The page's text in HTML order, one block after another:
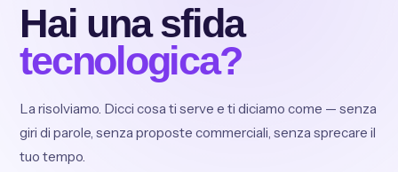
Hai una sfida
tecnologica?
La risolviamo. Dicci cosa ti serve e ti diciamo come — senza
giri di parole, senza proposte commerciali, senza sprecare il
tuo tempo.